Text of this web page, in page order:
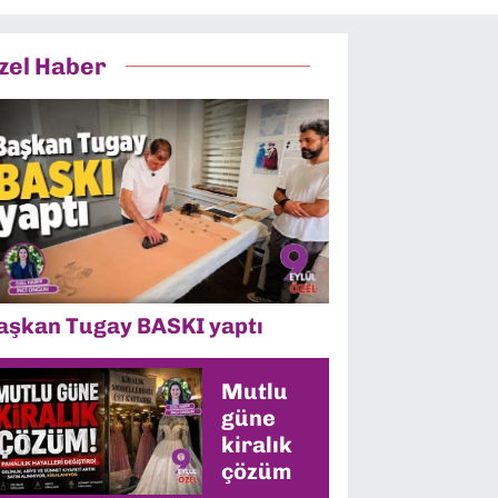
Haber
Tugay BASKI yaptı
Mutlu
güne
kiralık
çözüm